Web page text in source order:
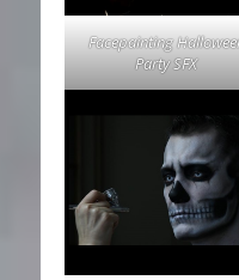
Facepainting
Party SFX